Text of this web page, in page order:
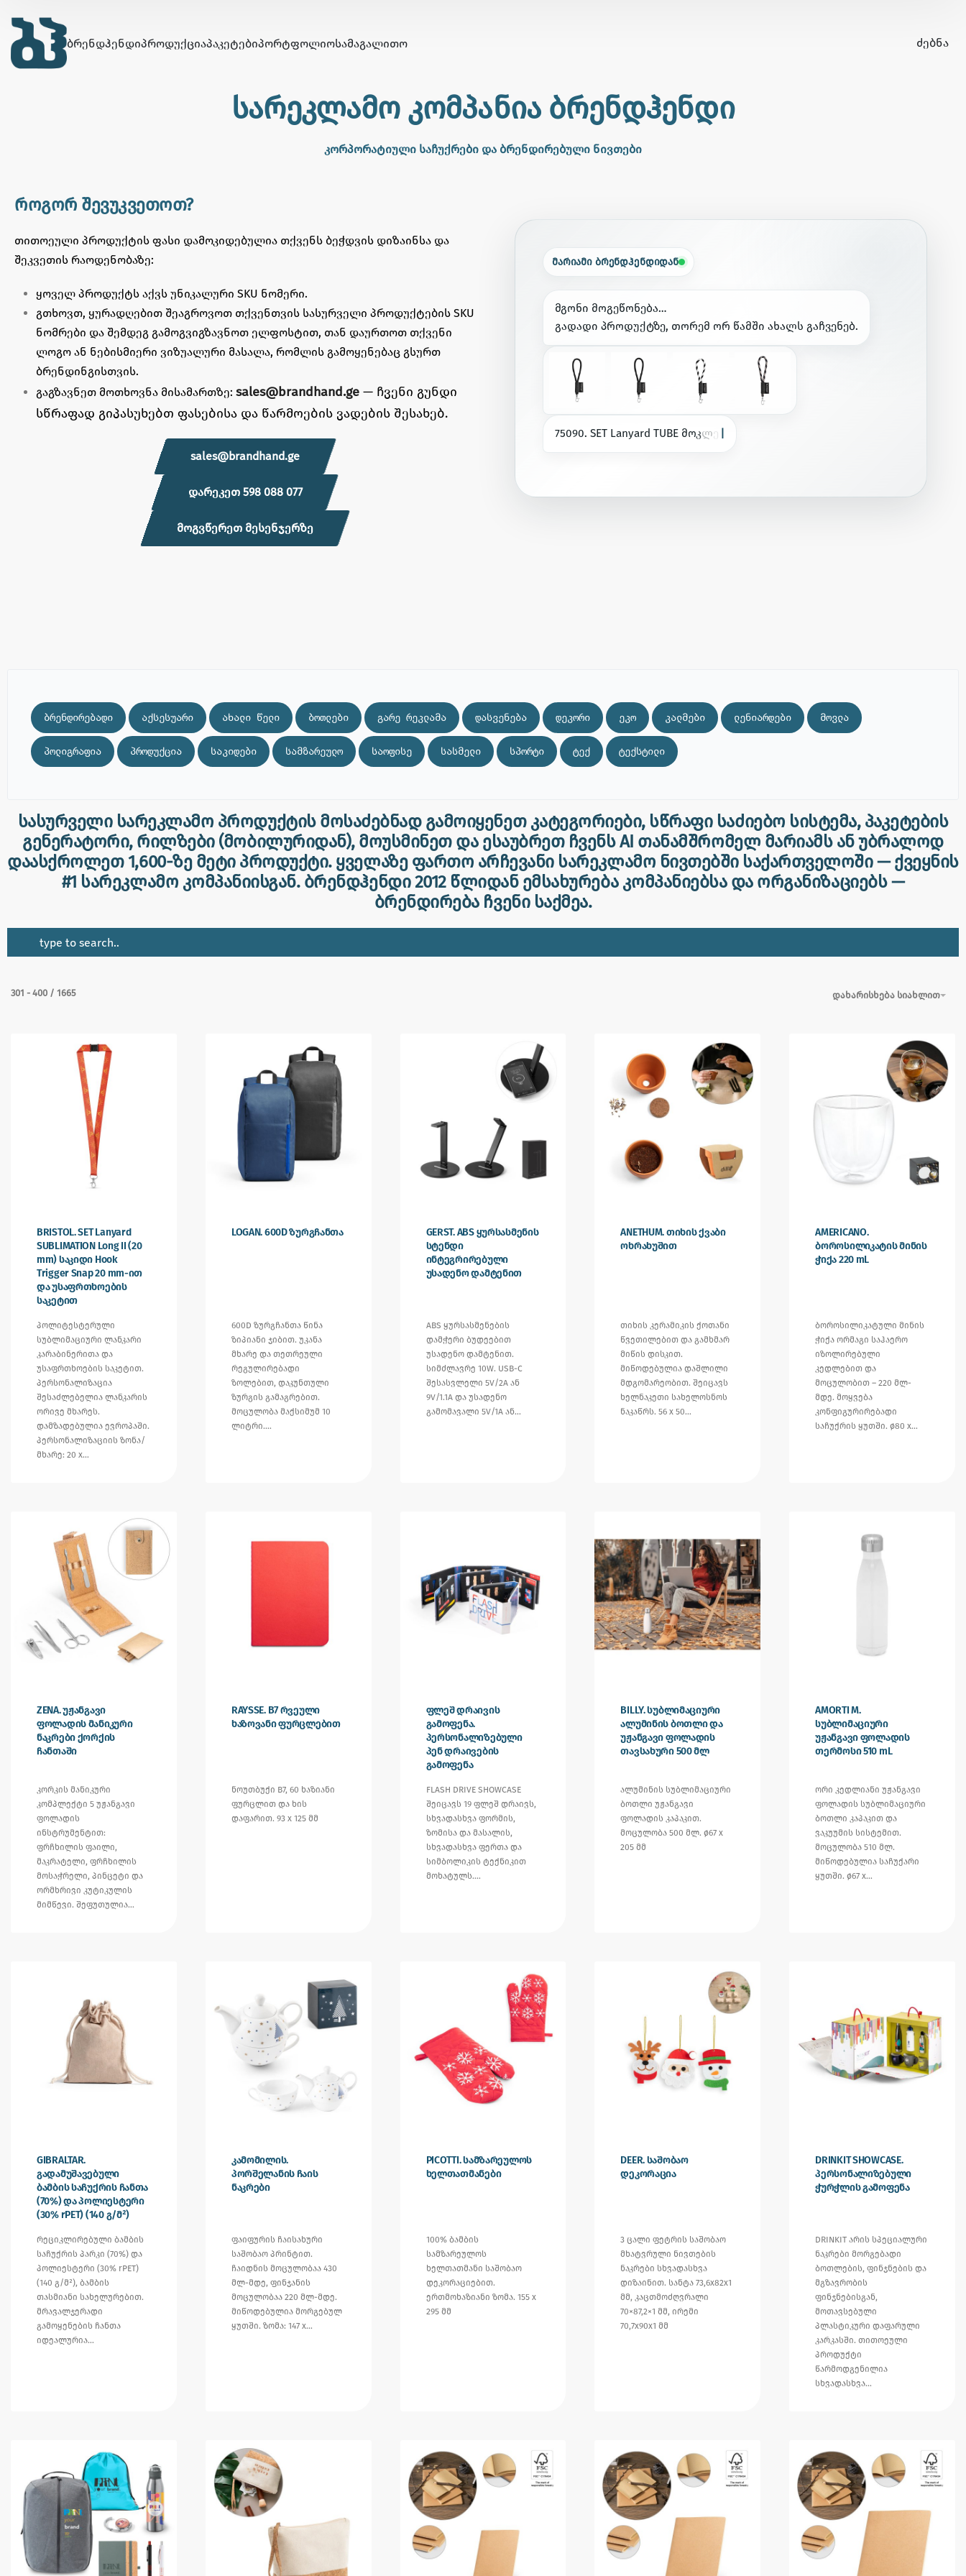
ᲑᲠᲔᲜᲓᲰᲔᲜᲓᲘᲞᲠᲝᲓᲣᲥᲪᲘᲐᲞᲐᲙᲔᲢᲔᲑᲘᲞᲝᲠᲢᲤᲝᲚᲘᲝᲡᲐᲛᲐᲒᲐᲚᲘᲗᲝ ᲫᲔᲑᲜᲐ
სარეკლამო კომპანია ბრენდჰენდი
კორპორატიული საჩუქრები და ბრენდირებული ნივთები
როგორ შევუკვეთოთ?
თითოეული პროდუქტის ფასი დამოკიდებულია თქვენს ბეჭდვის დიზაინსა და
შეკვეთის რაოდენობაზე:
ყოველ პროდუქტს აქვს უნიკალური SKU ნომერი.
გთხოვთ, ყურადღებით შეაგროვოთ თქვენთვის სასურველი პროდუქტების SKU
ნომრები და შემდეგ გამოგვიგზავნოთ ელფოსტით, თან დაურთოთ თქვენი
ლოგო ან ნებისმიერი ვიზუალური მასალა, რომლის გამოყენებაც გსურთ
ბრენდინგისთვის.
გაგზავნეთ მოთხოვნა მისამართზე: sales@brandhand.ge — ჩვენი გუნდი
სწრაფად გიპასუხებთ ფასებისა და წარმოების ვადების შესახებ.
sales@brandhand.ge
დარეკეთ 598 088 077
მოგვწერეთ მესენჯერზე
მარიამი ბრენდჰენდიდან
მგონი მოგეწონება…
გადადი პროდუქტზე, თორემ ორ წამში ახალს გაჩვენებ.
75090. SET Lanyard TUBE მოკლ ე
ბრენდირებადი აქსესუარი ახალი წელი ბოთლები გარე რეკლამა დასვენება დეკორი ეკო კალმები ლენიარდები მოვლა
პოლიგრაფია პროდუქცია საკიდები სამზარეულო საოფისე სასმელი სპორტი ტექ ტექსტილი
სასურველი სარეკლამო პროდუქტის მოსაძებნად გამოიყენეთ კატეგორიები, სწრაფი საძიებო სისტემა, პაკეტების
გენერატორი, რილზები (მობილურიდან), მოუსმინეთ და ესაუბრეთ ჩვენს AI თანამშრომელ მარიამს ან უბრალოდ
დაასქროლეთ 1,600-ზე მეტი პროდუქტი. ყველაზე ფართო არჩევანი სარეკლამო ნივთებში საქართველოში — ქვეყნის
#1 სარეკლამო კომპანიისგან. ბრენდჰენდი 2012 წლიდან ემსახურება კომპანიებსა და ორგანიზაციებს —
ბრენდირება ჩვენი საქმეა.
301 - 400 / 1665 დახარისხება სიახლით
BRISTOL. SET Lanyard
SUBLIMATION Long II (20
mm) საკიდი Hook
Trigger Snap 20 mm-ით
და უსაფრთხოების
საკეტით
პოლიტესტერული
სუბლიმაციური ლანკარი
კარაბინერითა და
უსაფრთხოების საკეტით.
პერსონალიზაცია
შესაძლებელია ლანკარის
ორივე მხარეს.
დამზადებულია ევროპაში.
პერსონალიზაციის ზონა/
მხარე: 20 x…
LOGAN. 600D ზურგჩანთა
600D ზურგჩანთა წინა
ზიპიანი ჯიბით. უკანა
მხარე და თეთრეული
რეგულირებადი
ზოლებით, დაკუნთული
ზურგის გამაგრებით.
მოცულობა მაქსიმუმ 10
ლიტრი.…
GERST. ABS ყურსასმენის
სტენდი
ინტეგრირებული
უსადენო დამტენით
ABS ყურსასმენების
დამჭერი ბუდეებით
უსადენო დამტენით.
სიმძლავრე 10W. USB-C
შესასვლელი 5V/2A ან
9V/1.1A და უსადენო
გამომავალი 5V/1A ან…
ANETHUM. თიხის ქვაბი
ოხრახუშით
თიხის კერამიკის ქოთანი
წვეთილებით და გამხმარ
მიწის დისკით.
მიწოდებულია დაშლილი
მდგომარეობით. შეიცავს
ხელნაკეთი სახელოსნოს
ნაკაწრს. 56 x 50…
AMERICANO.
ბოროსილიკატის მინის
ჭიქა 220 mL
ბოროსილიკატული მინის
ჭიქა ორმაგი საჰაერო
იზოლირებული
კედლებით და
მოცულობით – 220 მლ-
მდე. მოყვება
კონფიგურირებადი
საჩუქრის ყუთში. ø80 x…
ZENA. უჟანგავი
ფოლადის მანიკური
ნაკრები ქორქის
ჩანთაში
კორკის მანიკური
კომპლექტი 5 უჟანგავი
ფოლადის
ინსტრუმენტით:
ფრჩხილის ფაილი,
მაკრატელი, ფრჩხილის
მოსაჭრელი, პინცეტი და
ორმხრივი კუტიკულის
მიმწევი. შეფუთულია…
RAYSSE. B7 რვეული
ხაზოვანი ფურცლებით
ნოუთბუქი B7, 60 ხაზიანი
ფურცლით და ხის
დაფარით. 93 x 125 მმ
ფლეშ დრაივის
გამოფენა.
პერსონალიზებული
პენ დრაივების
გამოფენა
FLASH DRIVE SHOWCASE
შეიცავს 19 ფლეშ დრაივს,
სხვადასხვა ფორმის,
ზომისა და მასალის,
სხვადასხვა ფერთა და
სიმბოლიკის ტექნიკით
მოხატულს.…
BILLY. სუბლიმაციური
ალუმინის ბოთლი და
უჟანგავი ფოლადის
თავსახური 500 მლ
ალუმინის სუბლიმაციური
ბოთლი უჟანგავი
ფოლადის კაპაკით.
მოცულობა 500 მლ. ø67 x
205 მმ
AMORTI M.
სუბლიმაციური
უჟანგავი ფოლადის
თერმოსი 510 mL
ორი კედლიანი უჟანგავი
ფოლადის სუბლიმაციური
ბოთლი კაპაკით და
ვაკუუმის სისტემით.
მოცულობა 510 მლ.
მიწოდებულია საჩუქარი
ყუთში. ø67 x…
GIBRALTAR.
გადამუშავებული
ბამბის საჩუქრის ჩანთა
(70%) და პოლიესტერი
(30% rPET) (140 გ/მ²)
რეციკლირებული ბამბის
საჩუქრის პარკი (70%) და
პოლიესტერი (30% rPET)
(140 გ/მ²), ბამბის
თასმიანი სახელურებით.
მრავალჯერადი
გამოყენების ჩანთა
იდეალურია…
კამომილის.
პორშელანის ჩაის
ნაკრები
ფაიფურის ჩაისახური
საშობაო პრინტით.
ჩაიდნის მოცულობაა 430
მლ-მდე, ფინჯანის
მოცულობაა 220 მლ-მდე.
მიწოდებულია მორგებულ
ყუთში. ზომა: 147 x…
PICOTTI. სამზარეულოს
ხელთათმანები
100% ბამბის
სამზარეულოს
ხელთათმანი საშობაო
დეკორაციებით.
ერთმოხაზიანი ზომა. 155 x
295 მმ
DEER. საშობაო
დეკორაცია
3 ცალი ფეტრის საშობაო
მხატვრული ნივთების
ნაკრები სხვადასხვა
დიზაინით. სანტა 73,6x82x1
მმ, კაცთმოძღვრალი
70×87,2×1 მმ, ირემი
70,7x90x1 მმ
DRINKIT SHOWCASE.
პერსონალიზებული
ჭურჭლის გამოფენა
DRINKIT არის სპეციალური
ნაკრები მორგებადი
ბოთლების, ფინჯნების და
მგზავრობის
ფინჯნებისგან,
მოთავსებული
პლასტიკური დაფარული
კარკასში. თითოეული
პროდუქტი
წარმოდგენილია
სხვადასხვა…